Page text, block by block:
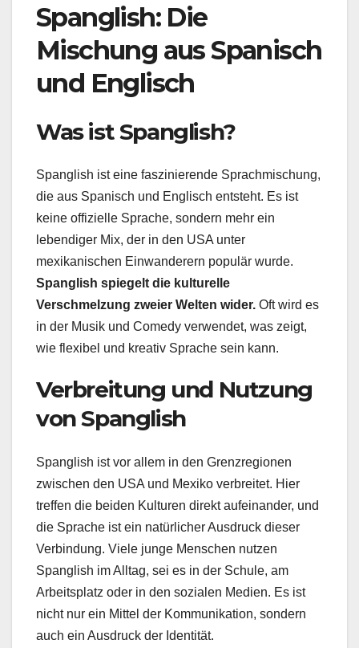
Spanglish: Die
Mischung aus Spanisch
und Englisch
Was ist Spanglish?
Spanglish ist eine faszinierende Sprachmischung,
die aus Spanisch und Englisch entsteht. Es ist
keine offizielle Sprache, sondern mehr ein
lebendiger Mix, der in den USA unter
mexikanischen Einwanderern populär wurde.
Spanglish spiegelt die kulturelle
Verschmelzung zweier Welten wider. Oft wird es
in der Musik und Comedy verwendet, was zeigt,
wie flexibel und kreativ Sprache sein kann.
Verbreitung und Nutzung
von Spanglish
Spanglish ist vor allem in den Grenzregionen
zwischen den USA und Mexiko verbreitet. Hier
treffen die beiden Kulturen direkt aufeinander, und
die Sprache ist ein natürlicher Ausdruck dieser
Verbindung. Viele junge Menschen nutzen
Spanglish im Alltag, sei es in der Schule, am
Arbeitsplatz oder in den sozialen Medien. Es ist
nicht nur ein Mittel der Kommunikation, sondern
auch ein Ausdruck der Identität.